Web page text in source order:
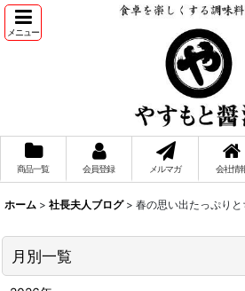
メニュー
商品一覧 会員登録 メルマガ 会社情
ホーム > 社長夫人ブログ > 春の思い出たっぷり
月別一覧